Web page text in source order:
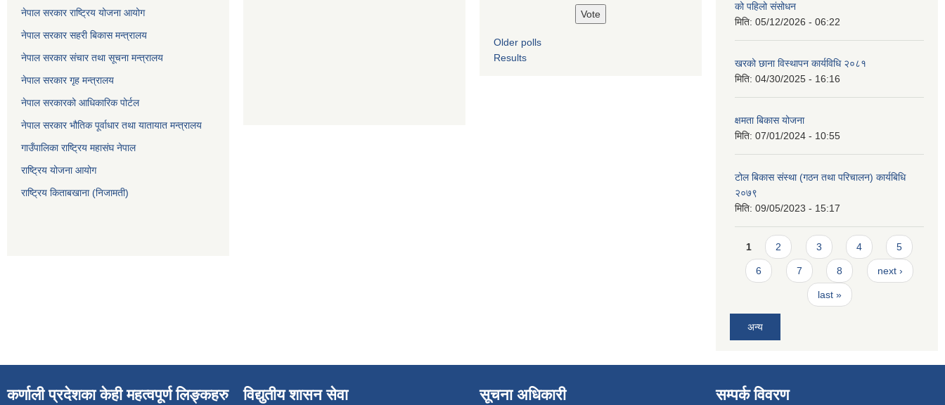
नेपाल सरकार राष्ट्रिय योजना आयोग
नेपाल सरकार सहरी बिकास मन्त्रालय
नेपाल सरकार संचार तथा सूचना मन्त्रालय
नेपाल सरकार गृह मन्त्रालय
नेपाल सरकारको आधिकारिक पोर्टल
नेपाल सरकार भौतिक पूर्वाधार तथा यातायात मन्त्रालय
गाउँपालिका राष्ट्रिय महासंघ नेपाल
राष्ट्रिय योजना आयोग
राष्ट्रिय किताबखाना (निजामती)
Older polls
Results
को पहिलो संसोधन
मिति: 05/12/2026 - 06:22
खरको छाना विस्थापन कार्यविधि २०८१
मिति: 04/30/2025 - 16:16
क्षमता बिकास योजना
मिति: 07/01/2024 - 10:55
टोल बिकास संस्था (गठन तथा परिचालन) कार्यबिधि
२०७९
मिति: 09/05/2023 - 15:17
Pages
1 2 3 4 5
6 7 8 next ›
last »
अन्य
कर्णाली प्रदेशका केही महत्वपूर्ण लिङ्कहरु विद्युतीय शासन सेवा सूचना अधिकारी सम्पर्क विवरण